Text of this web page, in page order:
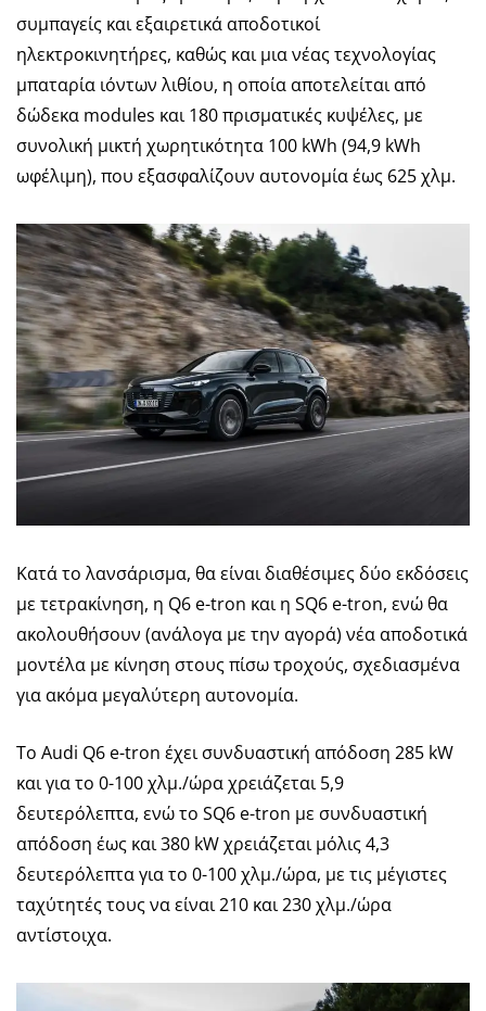
συμπαγείς και εξαιρετικά αποδοτικοί
ηλεκτροκινητήρες, καθώς και μια νέας τεχνολογίας
μπαταρία ιόντων λιθίου, η οποία αποτελείται από
δώδεκα modules και 180 πρισματικές κυψέλες, με
συνολική μικτή χωρητικότητα 100 kWh (94,9 kWh
ωφέλιμη), που εξασφαλίζουν αυτονομία έως 625 χλμ.
Κατά το λανσάρισμα, θα είναι διαθέσιμες δύο εκδόσεις
με τετρακίνηση, η Q6 e-tron και η SQ6 e-tron, ενώ θα
ακολουθήσουν (ανάλογα με την αγορά) νέα αποδοτικά
μοντέλα με κίνηση στους πίσω τροχούς, σχεδιασμένα
για ακόμα μεγαλύτερη αυτονομία.
Το Audi Q6 e-tron έχει συνδυαστική απόδοση 285 kW
και για το 0-100 χλμ./ώρα χρειάζεται 5,9
δευτερόλεπτα, ενώ το SQ6 e-tron με συνδυαστική
απόδοση έως και 380 kW χρειάζεται μόλις 4,3
δευτερόλεπτα για το 0-100 χλμ./ώρα, με τις μέγιστες
ταχύτητές τους να είναι 210 και 230 χλμ./ώρα
αντίστοιχα.